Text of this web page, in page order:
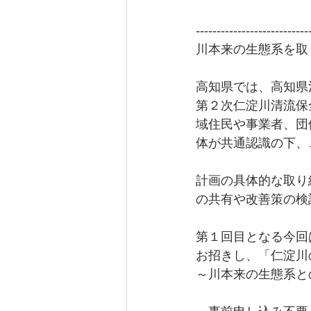
川本来の生態系を
高知県では、高知
第２次仁淀川清流
域住民や事業者、
体が共通認識の下
計画の具体的な取
の共有や改善策の
第１回目となる今
お招きし、「仁淀
～川本来の生態系